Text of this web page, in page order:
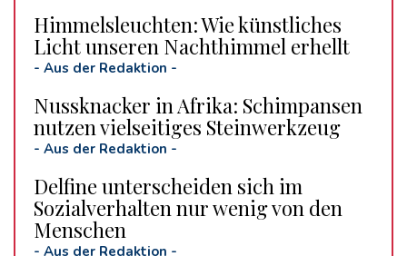
Himmelsleuchten: Wie künstliches
Licht unseren Nachthimmel erhellt
- Aus der Redaktion -
Nussknacker in Afrika: Schimpansen
nutzen vielseitiges Steinwerkzeug
- Aus der Redaktion -
Delfine unterscheiden sich im
Sozialverhalten nur wenig von den
Menschen
- Aus der Redaktion -